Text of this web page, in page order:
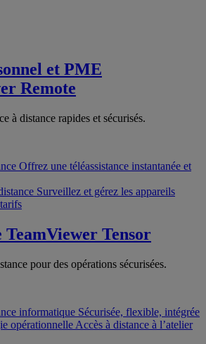
et PME
Remote
à distance rapides et sécurisés.
Offrez une téléassistance instantanée et
Surveillez et gérez les appareils
TeamViewer Tensor
pour des opérations sécurisées.
informatique Sécurisée, flexible, intégrée
opérationnelle Accès à distance à l’atelier